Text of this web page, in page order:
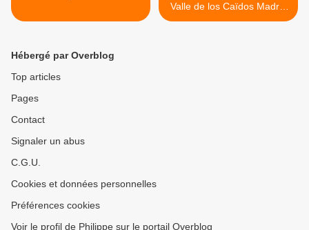
Valle de los Caïdos Madrid
>
Hébergé par Overblog
Top articles
Pages
Contact
Signaler un abus
C.G.U.
Cookies et données personnelles
Préférences cookies
Voir le profil de Philippe sur le portail Overblog